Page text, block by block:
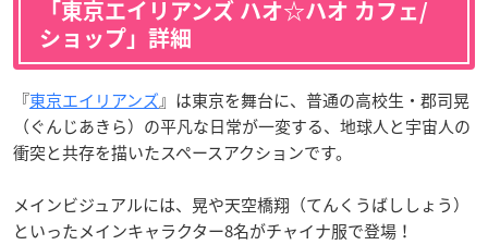
「東京エイリアンズ ハオ☆ハオ カフェ/
ショップ」詳細
『東京エイリアンズ』は東京を舞台に、普通の高校生・郡司晃
（ぐんじあきら）の平凡な日常が一変する、地球人と宇宙人の
衝突と共存を描いたスペースアクションです。
メインビジュアルには、晃や天空橋翔（てんくうばししょう）
といったメインキャラクター8名がチャイナ服で登場！